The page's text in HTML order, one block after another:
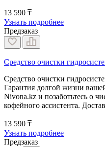
13 590 ₸
Узнать подробнее
Предзаказ
Средство очистки
Средство очистки
Гарантия долгой жизни
Nivona.kz и позаботьтесь о
кофейного ассистента.
13 590 ₸
Узнать подробнее
Предзаказ